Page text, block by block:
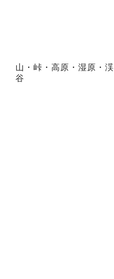
山・峠・高原・湿原・渓
谷